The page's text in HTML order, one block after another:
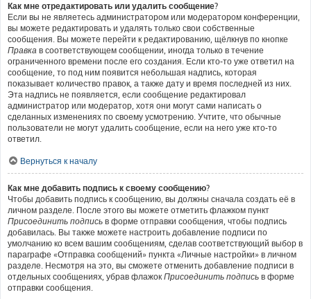
Как мне отредактировать или удалить сообщение?
Если вы не являетесь администратором или модератором конференции,
вы можете редактировать и удалять только свои собственные
сообщения. Вы можете перейти к редактированию, щёлкнув по кнопке
Правка в соответствующем сообщении, иногда только в течение
ограниченного времени после его создания. Если кто-то уже ответил на
сообщение, то под ним появится небольшая надпись, которая
показывает количество правок, а также дату и время последней из них.
Эта надпись не появляется, если сообщение редактировал
администратор или модератор, хотя они могут сами написать о
сделанных изменениях по своему усмотрению. Учтите, что обычные
пользователи не могут удалить сообщение, если на него уже кто-то
ответил.
Вернуться к началу
Как мне добавить подпись к своему сообщению?
Чтобы добавить подпись к сообщению, вы должны сначала создать её в
личном разделе. После этого вы можете отметить флажком пункт
Присоединить подпись в форме отправки сообщения, чтобы подпись
добавилась. Вы также можете настроить добавление подписи по
умолчанию ко всем вашим сообщениям, сделав соответствующий выбор в
параграфе «Отправка сообщений» пункта «Личные настройки» в личном
разделе. Несмотря на это, вы сможете отменить добавление подписи в
отдельных сообщениях, убрав флажок Присоединить подпись в форме
отправки сообщения.